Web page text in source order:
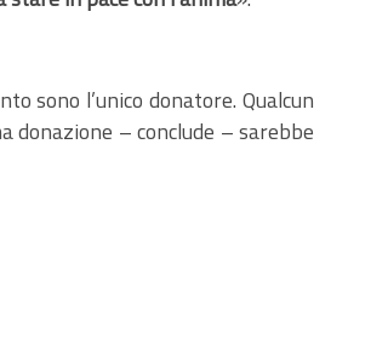
sono l’unico donatore. Qualcun
– conclude – sarebbe